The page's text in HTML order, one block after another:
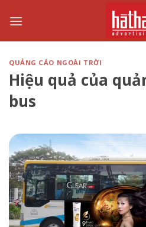
QUẢNG CÁO NGOÀI TRỜI
Hiệu quả của
bus